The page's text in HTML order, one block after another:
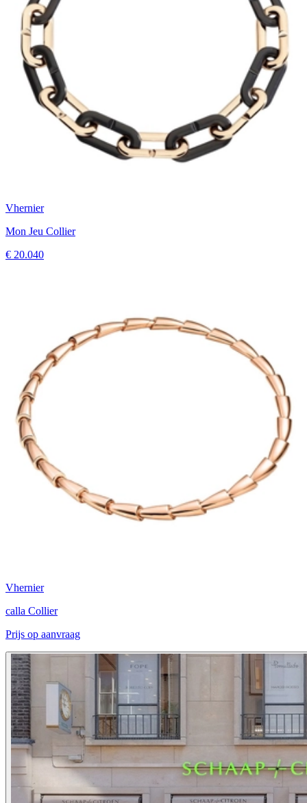
Vhernier
Mon Jeu Collier
€ 20.040
Vhernier
calla Collier
Prijs op aanvraag